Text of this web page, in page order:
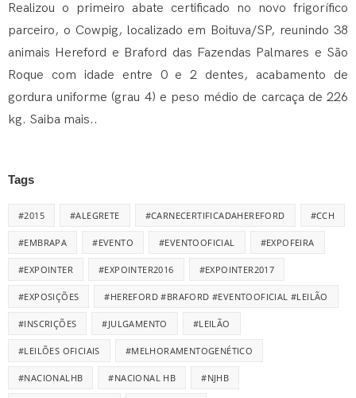
Realizou o primeiro abate certificado no novo frigorífico
parceiro, o Cowpig, localizado em Boituva/SP, reunindo 38
animais Hereford e Braford das Fazendas Palmares e São
Roque com idade entre 0 e 2 dentes, acabamento de
gordura uniforme (grau 4) e peso médio de carcaça de 226
kg. Saiba mais..
Tags
#2015 #ALEGRETE #CARNECERTIFICADAHEREFORD #CCH
#EMBRAPA #EVENTO #EVENTOOFICIAL #EXPOFEIRA
#EXPOINTER #EXPOINTER2016 #EXPOINTER2017
#EXPOSIÇÕES #HEREFORD #BRAFORD #EVENTOOFICIAL #LEILÃO
#INSCRIÇÕES #JULGAMENTO #LEILÃO
#LEILÕES OFICIAIS #MELHORAMENTOGENÉTICO
#NACIONALHB #NACIONAL HB #NJHB